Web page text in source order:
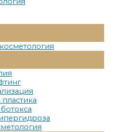
Меню
Меню